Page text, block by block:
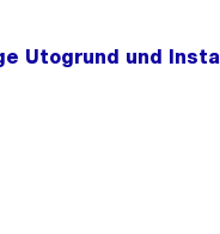
Utogrund und